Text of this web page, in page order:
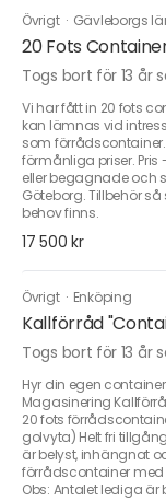
Övrigt · Gävleborgs
20 Fots
Togs bort för 13 år
Vi har fått in 20 fots
kan lämnas vid
som
förmånliga priser. Pris
eller begagnade och
Göteborg. Tillbehör
behov finns.
17 500 kr
Övrigt · Enköping
Kallförråd
Togs bort för 13 år
Hyr din egen
Magasinering
20 fots
golvyta) Helt fri
är belyst, inhängnat
förrådscontainer med
Obs: Antalet lediga är